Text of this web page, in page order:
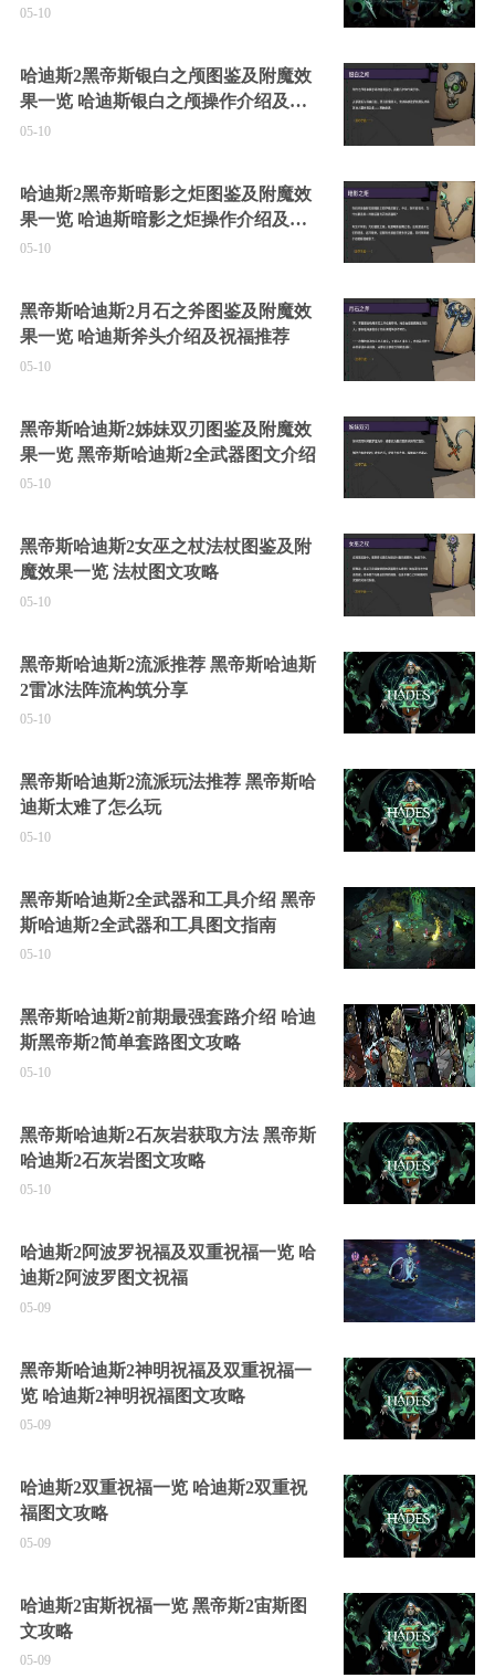
05-10
哈迪斯2黑帝斯银白之颅图鉴及附魔效
果一览 哈迪斯银白之颅操作介绍及祝
福推荐
05-10
哈迪斯2黑帝斯暗影之炬图鉴及附魔效
果一览 哈迪斯暗影之炬操作介绍及祝
福推荐
05-10
黑帝斯哈迪斯2月石之斧图鉴及附魔效
果一览 哈迪斯斧头介绍及祝福推荐
05-10
黑帝斯哈迪斯2姊妹双刃图鉴及附魔效
果一览 黑帝斯哈迪斯2全武器图文介绍
05-10
黑帝斯哈迪斯2女巫之杖法杖图鉴及附
魔效果一览 法杖图文攻略
05-10
黑帝斯哈迪斯2流派推荐 黑帝斯哈迪斯
2雷冰法阵流构筑分享
05-10
黑帝斯哈迪斯2流派玩法推荐 黑帝斯哈
迪斯太难了怎么玩
05-10
黑帝斯哈迪斯2全武器和工具介绍 黑帝
斯哈迪斯2全武器和工具图文指南
05-10
黑帝斯哈迪斯2前期最强套路介绍 哈迪
斯黑帝斯2简单套路图文攻略
05-10
黑帝斯哈迪斯2石灰岩获取方法 黑帝斯
哈迪斯2石灰岩图文攻略
05-10
哈迪斯2阿波罗祝福及双重祝福一览 哈
迪斯2阿波罗图文祝福
05-09
黑帝斯哈迪斯2神明祝福及双重祝福一
览 哈迪斯2神明祝福图文攻略
05-09
哈迪斯2双重祝福一览 哈迪斯2双重祝
福图文攻略
05-09
哈迪斯2宙斯祝福一览 黑帝斯2宙斯图
文攻略
05-09